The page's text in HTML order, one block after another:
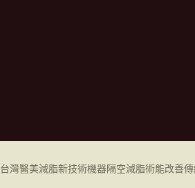
台灣醫美減脂新技術機器隔空減脂術能改善